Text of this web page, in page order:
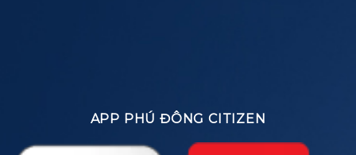
APP PHÚ ĐÔNG CITIZEN